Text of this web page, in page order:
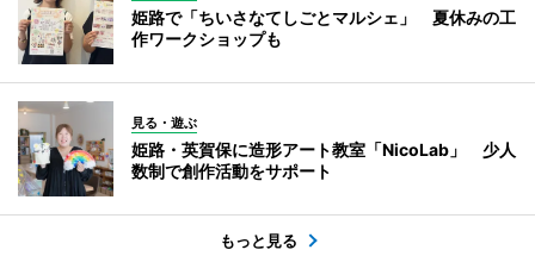
姫路で「ちいさなてしごとマルシェ」 夏休みの工
作ワークショップも
見る・遊ぶ
姫路・英賀保に造形アート教室「NicoLab」 少人
数制で創作活動をサポート
もっと見る